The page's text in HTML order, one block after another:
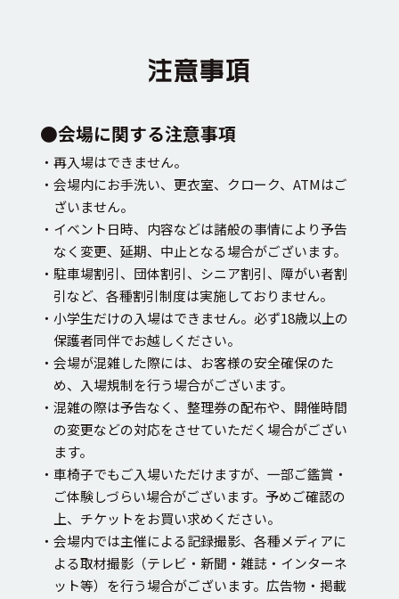
注意事項
●会場に関する注意事項
・再入場はできません。
・会場内にお手洗い、更衣室、クローク、ATMはご
ざいません。
・イベント日時、内容などは諸般の事情により予告
なく変更、延期、中止となる場合がございます。
・駐車場割引、団体割引、シニア割引、障がい者割
引など、各種割引制度は実施しておりません。
・小学生だけの入場はできません。必ず18歳以上の
保護者同伴でお越しください。
・会場が混雑した際には、お客様の安全確保のた
め、入場規制を行う場合がございます。
・混雑の際は予告なく、整理券の配布や、開催時間
の変更などの対応をさせていただく場合がござい
ます。
・車椅子でもご入場いただけますが、一部ご鑑賞・
ご体験しづらい場合がございます。予めご確認の
上、チケットをお買い求めください。
・会場内では主催による記録撮影、各種メディアに
よる取材撮影（テレビ・新聞・雑誌・インターネ
ット等）を行う場合がございます。広告物・掲載